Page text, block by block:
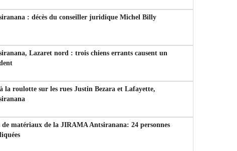
: décès du conseiller juridique Michel Billy
Lazaret nord : trois chiens errants causent un
la roulotte sur les rues Justin Bezara et Lafayette,
de matériaux de la JIRAMA Antsiranana: 24 personnes